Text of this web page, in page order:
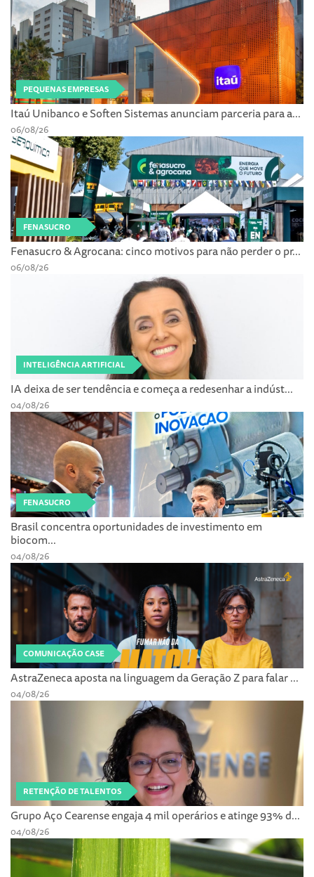
PEQUENAS EMPRESAS
Itaú Unibanco e Soften Sistemas anunciam parceria para a...
06/08/26
FENASUCRO
Fenasucro & Agrocana: cinco motivos para não perder o pr...
06/08/26
INTELIGÊNCIA ARTIFICIAL
IA deixa de ser tendência e começa a redesenhar a indúst...
04/08/26
FENASUCRO
Brasil concentra oportunidades de investimento em
biocom...
04/08/26
COMUNICAÇÃO CASE
AstraZeneca aposta na linguagem da Geração Z para falar ...
04/08/26
RETENÇÃO DE TALENTOS
Grupo Aço Cearense engaja 4 mil operários e atinge 93% d...
04/08/26